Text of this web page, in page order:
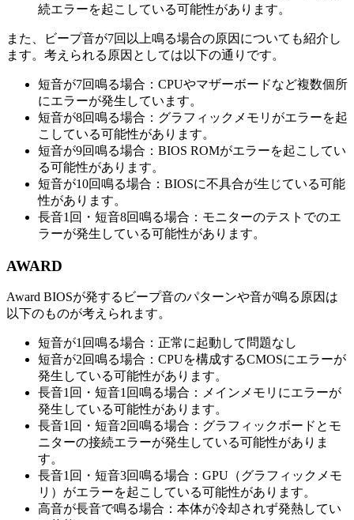
続エラーを起こしている可能性があります。
また、ビープ音が7回以上鳴る場合の原因についても紹介し
ます。考えられる原因としては以下の通りです。
短音が7回鳴る場合：CPUやマザーボードなど複数個所
にエラーが発生しています。
短音が8回鳴る場合：グラフィックメモリがエラーを起
こしている可能性があります。
短音が9回鳴る場合：BIOS ROMがエラーを起こしてい
る可能性があります。
短音が10回鳴る場合：BIOSに不具合が生じている可能
性があります。
長音1回・短音8回鳴る場合：モニターのテストでのエ
ラーが発生している可能性があります。
AWARD
Award BIOSが発するビープ音のパターンや音が鳴る原因は
以下のものが考えられます。
短音が1回鳴る場合：正常に起動して問題なし
短音が2回鳴る場合：CPUを構成するCMOSにエラーが
発生している可能性があります。
長音1回・短音1回鳴る場合：メインメモリにエラーが
発生している可能性があります。
長音1回・短音2回鳴る場合：グラフィックボードとモ
ニターの接続エラーが発生している可能性がありま
す。
長音1回・短音3回鳴る場合：GPU（グラフィックメモ
リ）がエラーを起こしている可能性があります。
高音が長音で鳴る場合：本体が冷却されず発熱してい